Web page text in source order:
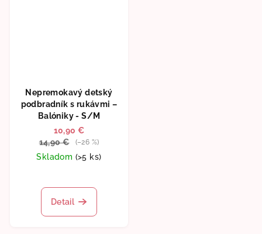
Nepremokavý detský
podbradník s rukávmi –
Balóniky - S/M
10,90 €
14,90 €
(–26 %)
Skladom (>5 ks)
Detail